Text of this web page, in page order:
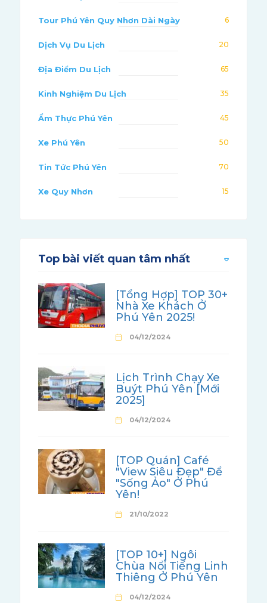
Tour Phú Yên Quy Nhơn Dài Ngày 6
Dịch Vụ Du Lịch 20
Địa Điểm Du Lịch 65
Kinh Nghiệm Du Lịch 35
Ẩm Thực Phú Yên 45
Xe Phú Yên 50
Tin Tức Phú Yên 70
Xe Quy Nhơn 15
Top bài viết quan tâm nhất
[Tổng Hợp] TOP 30+
Nhà Xe Khách Ở
Phú Yên 2025!
04/12/2024
Lịch Trình Chạy Xe
Buýt Phú Yên [Mới
2025]
04/12/2024
[TOP Quán] Café
"View Siêu Đẹp" Để
"Sống Ảo" Ở Phú
Yên!
21/10/2022
[TOP 10+] Ngôi
Chùa Nổi Tiếng Linh
Thiêng Ở Phú Yên
04/12/2024